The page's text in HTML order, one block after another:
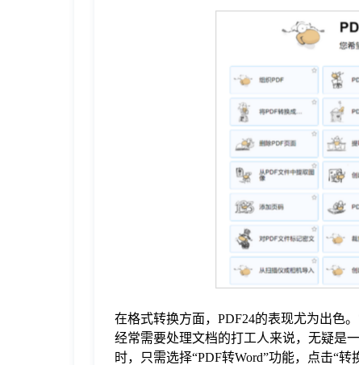
在格式转换方面，PDF24的表现尤为出色
经常需要处理文档的打工人来说，无疑是
时，只需选择“PDF转Word”功能，点击“